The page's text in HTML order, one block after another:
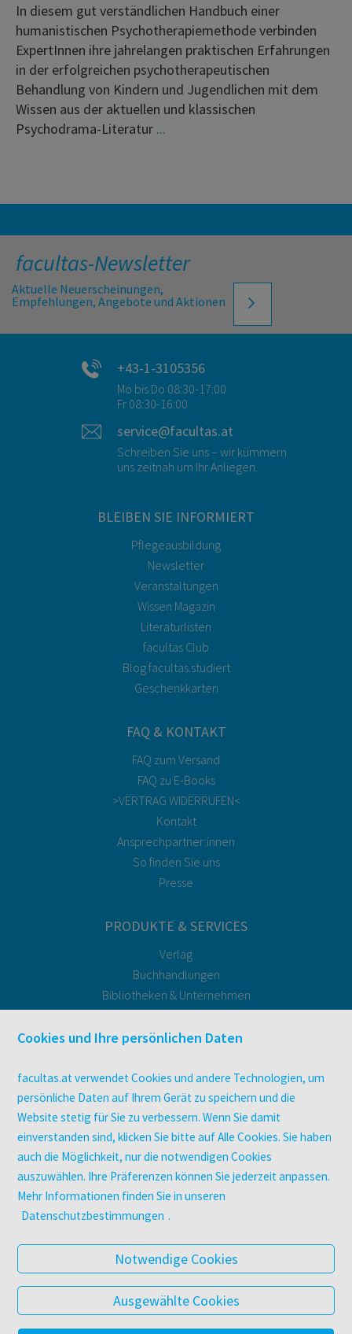
In diesem gut verständlichen Handbuch einer
humanistischen Psychotherapiemethode verbinden
ExpertInnen ihre jahrelangen praktischen Erfahrungen
in der erfolgreichen psychotherapeutischen
Behandlung von Kindern und Jugendlichen mit dem
Wissen aus der aktuellen und klassischen
Psychodrama-Literatur ...
facultas-Newsletter
Aktuelle Neuerscheinungen,
Empfehlungen, Angebote und Aktionen
+43-1-3105356
Mo bis Do 08:30-17:00
Fr 08:30-16:00
service@facultas.at
Schreiben Sie uns – wir kümmern
uns zeitnah um Ihr Anliegen.
BLEIBEN SIE INFORMIERT
Pflegeausbildung
Newsletter
Veranstaltungen
Wissen Magazin
Literaturlisten
facultas Club
Blog facultas.studiert
Geschenkkarten
FAQ & KONTAKT
FAQ zum Versand
FAQ zu E-Books
>VERTRAG WIDERRUFEN<
Kontakt
Ansprechpartner:innen
So finden Sie uns
Presse
PRODUKTE & SERVICES
Verlag
Buchhandlungen
Bibliotheken & Unternehmen
facultas Bindeservice
Druckerei facultas druckt.
Zeitschriften
Digitale Angebote
UNTERNEHMEN
Über facultas
facultas Kooperationen
Datenschutz & Cookies
AGB
Barrierefreiheit
Cookies und Ihre persönlichen Daten
facultas.at verwendet Cookies und andere Technologien, um
persönliche Daten auf Ihrem Gerät zu speichern und die
Website stetig für Sie zu verbessern. Wenn Sie damit
einverstanden sind, klicken Sie bitte auf Alle Cookies. Sie haben
auch die Möglichkeit, nur die notwendigen Cookies
auszuwählen. Ihre Präferenzen können Sie jederzeit anpassen.
Mehr Informationen finden Sie in unseren
Datenschutzbestimmungen .
Notwendige Cookies
Ausgewählte Cookies